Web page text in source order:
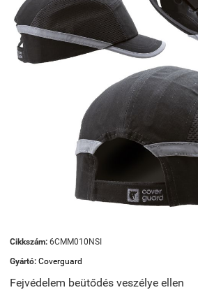
Cikkszám: 6CMM010NSI
Gyártó: Coverguard
Fejvédelem beütődés veszélye ellen